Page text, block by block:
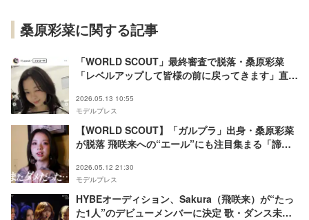
桑原彩菜に関する記事
「WORLD SCOUT」最終審査で脱落・桑原彩菜
「レベルアップして皆様の前に戻ってきます」直筆
2026.05.13 10:55
モデルプレス
【WORLD SCOUT】「ガルプラ」出身・桑原彩菜
が脱落 飛咲来への“エール”にも注目集まる「諦め
2026.05.12 21:30
モデルプレス
HYBEオーディション、Sakura（飛咲来）が“たっ
た1人”のデビューメンバーに決定 歌・ダンス未経